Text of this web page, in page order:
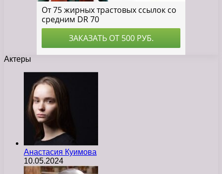
Актеры
Анастасия Куимова
10.05.2024